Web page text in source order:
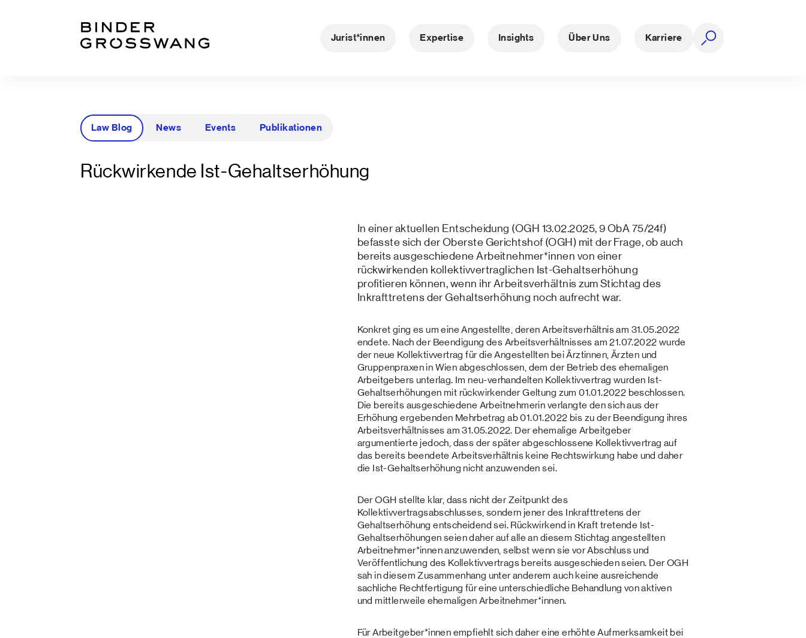
Jurist*innen Expertise Insights Über Uns Karriere
Law Blog News Events Publikationen
Rückwirkende Ist-Gehaltserhöhung
In einer aktuellen Entscheidung (OGH 13.02.2025, 9 ObA 75/24f)
befasste sich der Oberste Gerichtshof (OGH) mit der Frage, ob auch
bereits ausgeschiedene Arbeitnehmer*innen von einer
rückwirkenden kollektivvertraglichen Ist-Gehaltserhöhung
profitieren können, wenn ihr Arbeitsverhältnis zum Stichtag des
Inkrafttretens der Gehaltserhöhung noch aufrecht war.
Konkret ging es um eine Angestellte, deren Arbeitsverhältnis am 31.05.2022
endete. Nach der Beendigung des Arbeitsverhältnisses am 21.07.2022 wurde
der neue Kollektivvertrag für die Angestellten bei Ärztinnen, Ärzten und
Gruppenpraxen in Wien abgeschlossen, dem der Betrieb des ehemaligen
Arbeitgebers unterlag. Im neu-verhandelten Kollektivvertrag wurden Ist-
Gehaltserhöhungen mit rückwirkender Geltung zum 01.01.2022 beschlossen.
Die bereits ausgeschiedene Arbeitnehmerin verlangte den sich aus der
Erhöhung ergebenden Mehrbetrag ab 01.01.2022 bis zu der Beendigung ihres
Arbeitsverhältnisses am 31.05.2022. Der ehemalige Arbeitgeber
argumentierte jedoch, dass der später abgeschlossene Kollektivvertrag auf
das bereits beendete Arbeitsverhältnis keine Rechtswirkung habe und daher
die Ist-Gehaltserhöhung nicht anzuwenden sei.
Der OGH stellte klar, dass nicht der Zeitpunkt des
Kollektivvertragsabschlusses, sondern jener des Inkrafttretens der
Gehaltserhöhung entscheidend sei. Rückwirkend in Kraft tretende Ist-
Gehaltserhöhungen seien daher auf alle an diesem Stichtag angestellten
Arbeitnehmer*innen anzuwenden, selbst wenn sie vor Abschluss und
Veröffentlichung des Kollektivvertrags bereits ausgeschieden seien. Der OGH
sah in diesem Zusammenhang unter anderem auch keine ausreichende
sachliche Rechtfertigung für eine unterschiedliche Behandlung von aktiven
und mittlerweile ehemaligen Arbeitnehmer*innen.
Für Arbeitgeber*innen empfiehlt sich daher eine erhöhte Aufmerksamkeit bei